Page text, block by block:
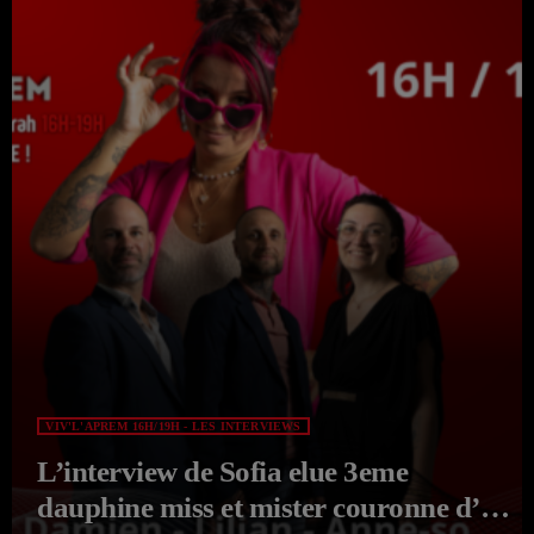
VIV'L'APREM 16H/19H - LES INTERVIEWS
L’interview de Sofia elue 3eme
dauphine miss et mister couronne d’or